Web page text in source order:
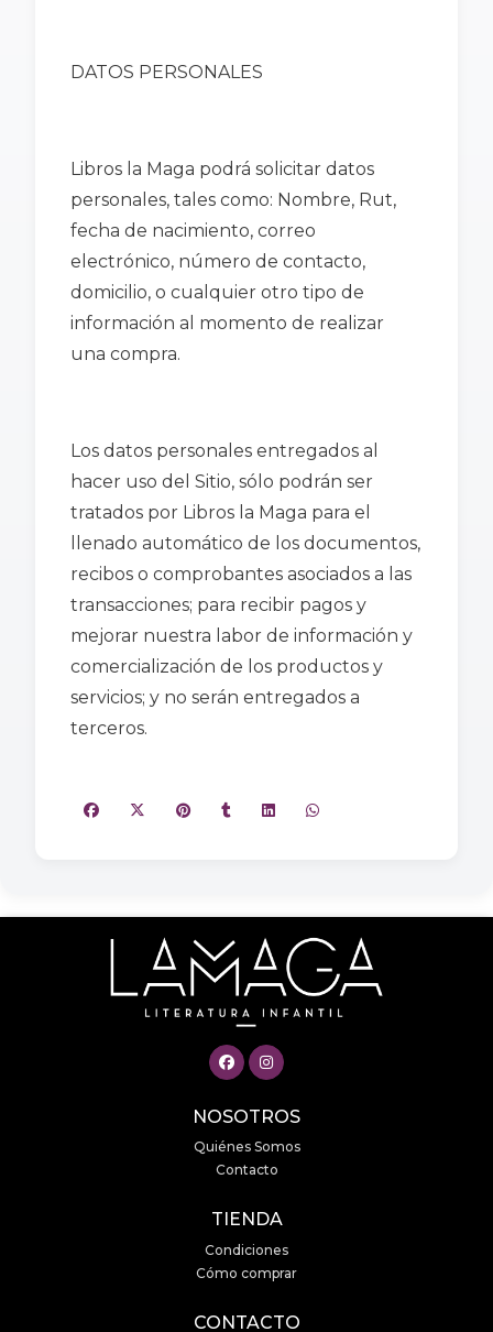
DATOS PERSONALES
Libros la Maga podrá solicitar datos
personales, tales como: Nombre, Rut,
fecha de nacimiento, correo
electrónico, número de contacto,
domicilio, o cualquier otro tipo de
información al momento de realizar
una compra.
Los datos personales entregados al
hacer uso del Sitio, sólo podrán ser
tratados por Libros la Maga para el
llenado automático de los documentos,
recibos o comprobantes asociados a las
transacciones; para recibir pagos y
mejorar nuestra labor de información y
comercialización de los productos y
servicios; y no serán entregados a
terceros.
NOSOTROS
Quiénes Somos
Contacto
TIENDA
Condiciones
Cómo comprar
CONTACTO